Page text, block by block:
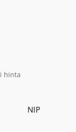
hinta
NIP